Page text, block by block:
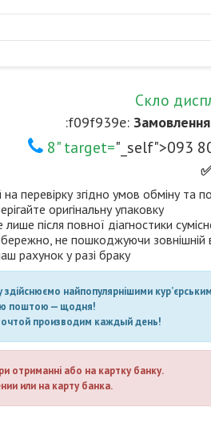
Скло
:f09f939e:
8" target="_self">093
перевірку згідно умов обміну та
оригінальну упаковку
після повної діагностики
не пошкоджуючи зовнішній
рахунок у разі браку
найпопулярнішими
поштою — щодня!
производим каждый день!
отриманні або на картку банку.
или на карту банка.